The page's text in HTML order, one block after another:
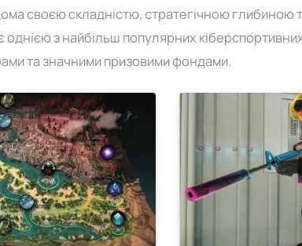
своєю складністю, стратегічною глибиною
однією з найбільш популярних
та значними призовими фондами.
попрощалися зі складом NAVI
Mobile Legends
05.02.2026
Meta
до